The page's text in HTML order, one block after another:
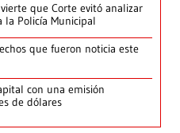
que Corte evitó analizar
Policía Municipal
que fueron noticia este
con una emisión
de dólares